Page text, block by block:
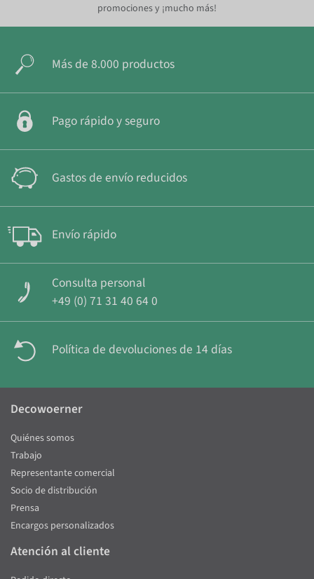
promociones y ¡mucho más!
Más de 8.000 productos
Pago rápido y seguro
Gastos de envío reducidos
Envío rápido
Consulta personal
+49 (0) 71 31 40 64 0
Política de devoluciones de 14 días
Decowoerner
Quiénes somos
Trabajo
Representante comercial
Socio de distribución
Prensa
Encargos personalizados
Atención al cliente